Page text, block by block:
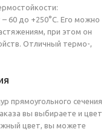
60 до +250°C. Его можно
при этом он
Отличный термо-,
прямоугольного сечения
вы выбираете и цвет
цвет, вы можете